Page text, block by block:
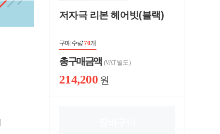
저자극 리본 헤어빗(블랙)
구매수량70개
총 구매 금액 (VAT 별도)
214,200 원